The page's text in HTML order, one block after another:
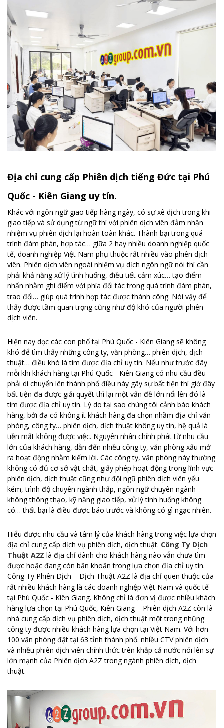
Địa chỉ cung cấp Phiên dịch tiếng Đức tại Phú
Quốc - Kiên Giang uy tín.
Khác với ngôn ngữ giao tiếp hàng ngày, có sự xê dịch trong khi
giao tiếp và sử dụng từ ngữ thì với phiên dịch viên đảm nhận
nhiệm vụ phiên dịch lại hoàn toàn khác. Thành bại trong quá
trình đàm phán, hợp tác… giữa 2 hay nhiều doanh nghiệp quốc
tế, doanh nghiệp Việt Nam phụ thuộc rất nhiều vào phiên dịch
viên. Phiên dịch viên ngoài nhiệm vụ dịch ngôn ngữ nói thì cần
phải khả năng xử lý tình huống, điều tiết cảm xúc… tạo điểm
nhấn nhằm ghi điểm với phía đối tác trong quá trình đàm phán,
trao đổi… giúp quá trình hợp tác được thành công. Nói vậy để
thấy được tầm quan trọng cũng như độ khó của người phiên
dịch viên.
Hiện nay dọc các con phố tại Phú Quốc - Kiên Giang sẽ không
khó để tìm thấy những công ty, văn phòng… phiên dịch, dịch
thuật… điều khó là tìm được địa chỉ uy tín. Nếu như trước đây
mỗi khi khách hàng tại Phú Quốc - Kiên Giang có nhu cầu đều
phải di chuyển lên thành phố điều này gây sự bất tiện thì giờ đây
bất tiện đã được giải quyết thì lại một vấn đề lớn nổi lên đó là
tìm được địa chỉ uy tín. Lý do tại sao chúng tôi cảnh báo khách
hàng, bởi đã có không ít khách hàng đã chọn nhầm địa chỉ văn
phòng, công ty… phiên dịch, dịch thuật không uy tín, hệ quả là
tiền mất không được việc. Nguyên nhân chính phát từ nhu cầu
lớn của khách hàng, dẫn đến nhiều công ty, văn phòng xấu mở
ra hoạt động nhằm kiếm lời. Các công ty, văn phòng này thường
không có đủ cơ sở vật chất, giấy phép hoạt động trong lĩnh vực
phiên dịch, dịch thuật cũng như đội ngũ phiên dịch viên yếu
kém, trình độ chuyên ngành thấp, ngôn ngữ chuyên ngành
không thông thạo, kỹ năng giao tiếp, xử lý tình huống không
có… thất bại là điều được báo trước và không có gì ngạc nhiên.
Hiểu được nhu cầu và tâm lý của khách hàng trong việc lựa chọn
địa chỉ cung cấp dịch vụ phiên dịch, dịch thuật. Công Ty Dịch
Thuật A2Z là địa chỉ dành cho khách hàng nào vẫn chưa tìm
được hoặc đang còn băn khoăn trong lựa chọn địa chỉ uy tín.
Công Ty Phiên Dịch – Dịch Thuật A2Z là địa chỉ quen thuộc của
rất nhiều khách hàng là các doanh nghiệp Việt Nam và quốc tế
tại Phú Quốc - Kiên Giang. Không chỉ là đơn vị được nhiều khách
hàng lựa chọn tại Phú Quốc, Kiên Giang – Phiên dịch A2Z còn là
nhà cung cấp dịch vụ phiên dịch, dịch thuật một trong nhũng
công ty được nhiều khách hàng lựa chọn tại Việt Nam. Với hơn
100 văn phòng đặt tại 63 tỉnh thành phố. nhiều CTV phiên dịch
và nhiều phiên dịch viên chính thức trên khắp cả nước nói lên sự
lớn mạnh của Phiên dịch A2Z trong ngành phiên dịch, dịch
thuật.